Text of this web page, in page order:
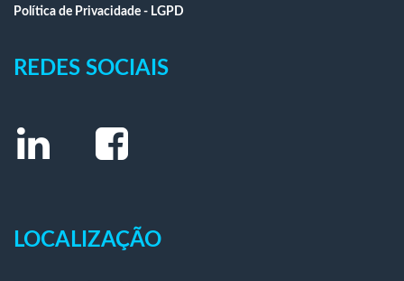
Política de Privacidade - LGPD
REDES SOCIAIS
LOCALIZAÇÃO